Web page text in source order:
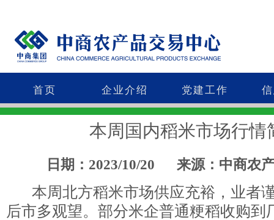
首页 企业介绍 党建工作
本周国内稻米市场行情
日期：2023/10/20 来源：中商农
本周北方稻米市场供应充裕，业者
后市多观望。部分米企普通粳稻收购到